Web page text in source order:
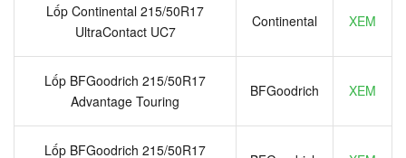
Lốp Continental 215/50R17
UltraContact UC7
Continental XEM
Lốp BFGoodrich 215/50R17
Advantage Touring
BFGoodrich XEM
Lốp BFGoodrich 215/50R17